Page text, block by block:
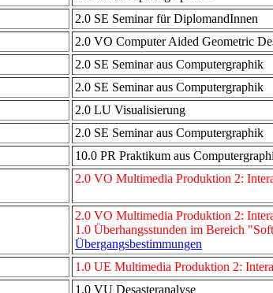
2.0 SE Seminar für DiplomandInnen
2.0 VO Computer Aided Geometric
2.0 SE Seminar aus Computergraphik
2.0 SE Seminar aus Computergraphik
2.0 LU Visualisierung
2.0 SE Seminar aus Computergraphik
10.0 PR Praktikum aus
2.0 VO Multimedia Produktion 2:
2.0 VO Multimedia Produktion 2:
1.0 Überhangsstunden im Bereich
Übergangsbestimmungen
1.0 UE Multimedia Produktion 2:
1.0 VU Desasteranalyse